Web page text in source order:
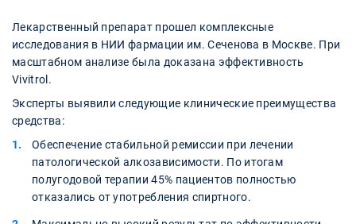
Лекарственный препарат прошел комплексные
исследования в НИИ фармации им. Сеченова в Москве. При
масштабном анализе была доказана эффективность
Vivitrol.
Эксперты выявили следующие клинические преимущества
средства:
Обеспечение стабильной ремиссии при лечении
патологической алкозависимости. По итогам
полугодовой терапии 45% пациентов полностью
отказались от употребления спиртного.